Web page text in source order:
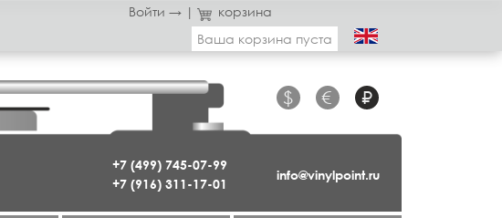
Войти → |
корзина
Ваша корзина пуста
+7 (499) 745-07-99
+7 (916) 311-17-01
$ € ₽
info@vinylpoint.ru